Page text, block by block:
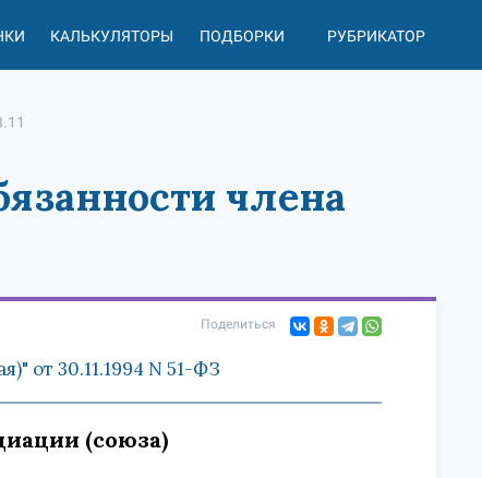
КАЛЬКУЛЯТОРЫ ПОДБОРКИ РУБРИКАТОР
члена
Поделиться
от 30.11.1994 N 51-ФЗ
(союза)